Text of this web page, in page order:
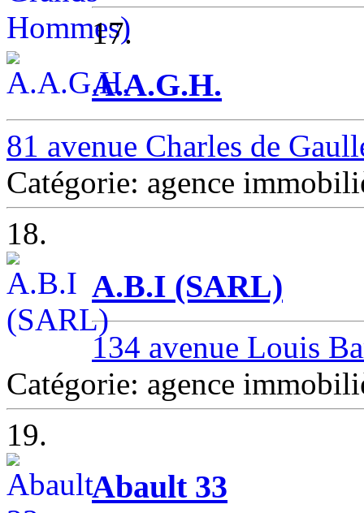
17.
A.A.G.H.
81 avenue Charles de
Catégorie: agence
18.
A.B.I (SARL)
134 avenue Louis
Catégorie: agence
19.
Abault 33